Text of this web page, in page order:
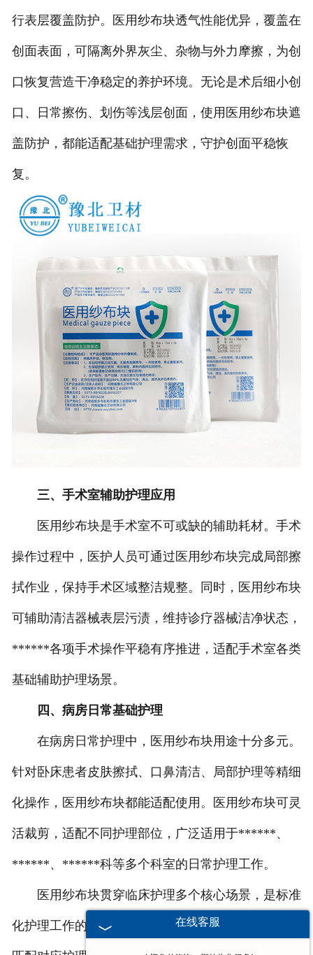
行表层覆盖防护。医用纱布块透气性能优异，覆盖在
创面表面，可隔离外界灰尘、杂物与外力摩擦，为创
口恢复营造干净稳定的养护环境。无论是术后细小创
口、日常擦伤、划伤等浅层创面，使用医用纱布块遮
盖防护，都能适配基础护理需求，守护创面平稳恢
复。
三、手术室辅助护理应用
医用纱布块是手术室不可或缺的辅助耗材。手术
操作过程中，医护人员可通过医用纱布块完成局部擦
拭作业，保持手术区域整洁规整。同时，医用纱布块
可辅助清洁器械表层污渍，维持诊疗器械洁净状态，
******各项手术操作平稳有序推进，适配手术室各类
基础辅助护理场景。
四、病房日常基础护理
在病房日常护理中，医用纱布块用途十分多元。
针对卧床患者皮肤擦拭、口鼻清洁、局部护理等精细
化操作，医用纱布块都能适配使用。医用纱布块可灵
活裁剪，适配不同护理部位，广泛适用于******、
******、******科等多个科室的日常护理工作。
医用纱布块贯穿临床护理多个核心场景，是标准
化护理工作的重要组成部分。规范使用医用纱布块，
在线客服